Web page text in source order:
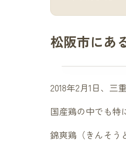
松阪市にあ
2018年2月1日、三
国産鶏の中でも特
錦爽鶏（きんそう